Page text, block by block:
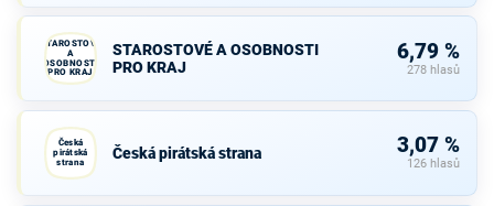
STAROSTOVÉ
A
OSOBNOSTI
PRO KRAJ
STAROSTOVÉ A OSOBNOSTI
PRO KRAJ
6,79 %
278 hlasů
Česká
pirátská
strana
Česká pirátská strana 3,07 %
126 hlasů